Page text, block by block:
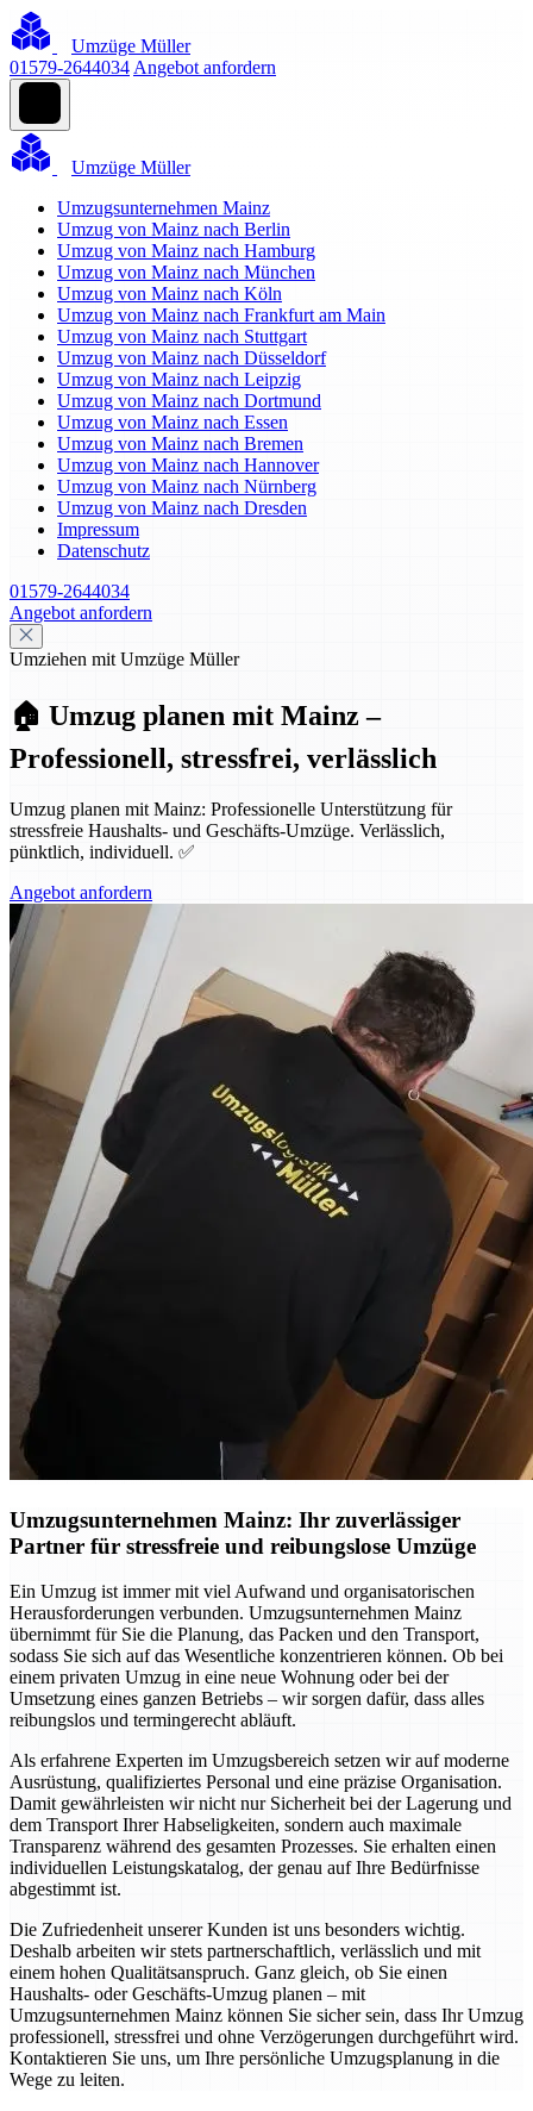
Umzüge Müller
01579-2644034 Angebot anfordern
Umzüge Müller
Umzugsunternehmen Mainz
Umzug von Mainz nach Berlin
Umzug von Mainz nach Hamburg
Umzug von Mainz nach München
Umzug von Mainz nach Köln
Umzug von Mainz nach Frankfurt am Main
Umzug von Mainz nach Stuttgart
Umzug von Mainz nach Düsseldorf
Umzug von Mainz nach Leipzig
Umzug von Mainz nach Dortmund
Umzug von Mainz nach Essen
Umzug von Mainz nach Bremen
Umzug von Mainz nach Hannover
Umzug von Mainz nach Nürnberg
Umzug von Mainz nach Dresden
Impressum
Datenschutz
01579-2644034
Angebot anfordern
Umziehen mit Umzüge Müller
🏠 Umzug planen mit Mainz –
Professionell, stressfrei, verlässlich
Umzug planen mit Mainz: Professionelle Unterstützung für
stressfreie Haushalts- und Geschäfts-Umzüge. Verlässlich,
pünktlich, individuell. ✅
Angebot anfordern
Umzugsunternehmen Mainz: Ihr zuverlässiger
Partner für stressfreie und reibungslose Umzüge
Ein Umzug ist immer mit viel Aufwand und organisatorischen
Herausforderungen verbunden. Umzugsunternehmen Mainz
übernimmt für Sie die Planung, das Packen und den Transport,
sodass Sie sich auf das Wesentliche konzentrieren können. Ob bei
einem privaten Umzug in eine neue Wohnung oder bei der
Umsetzung eines ganzen Betriebs – wir sorgen dafür, dass alles
reibungslos und termingerecht abläuft.
Als erfahrene Experten im Umzugsbereich setzen wir auf moderne
Ausrüstung, qualifiziertes Personal und eine präzise Organisation.
Damit gewährleisten wir nicht nur Sicherheit bei der Lagerung und
dem Transport Ihrer Habseligkeiten, sondern auch maximale
Transparenz während des gesamten Prozesses. Sie erhalten einen
individuellen Leistungskatalog, der genau auf Ihre Bedürfnisse
abgestimmt ist.
Die Zufriedenheit unserer Kunden ist uns besonders wichtig.
Deshalb arbeiten wir stets partnerschaftlich, verlässlich und mit
einem hohen Qualitätsanspruch. Ganz gleich, ob Sie einen
Haushalts- oder Geschäfts-Umzug planen – mit
Umzugsunternehmen Mainz können Sie sicher sein, dass Ihr Umzug
professionell, stressfrei und ohne Verzögerungen durchgeführt wird.
Kontaktieren Sie uns, um Ihre persönliche Umzugsplanung in die
Wege zu leiten.